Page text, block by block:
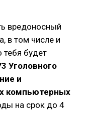
вредоносный
в том числе и
будет
Уголовного
и
компьютерных
на срок до 4